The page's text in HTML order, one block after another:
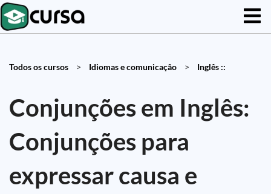
Todos os cursos > Idiomas e comunicação > Inglês ::
Conjunções em Inglês:
Conjunções para
expressar causa e